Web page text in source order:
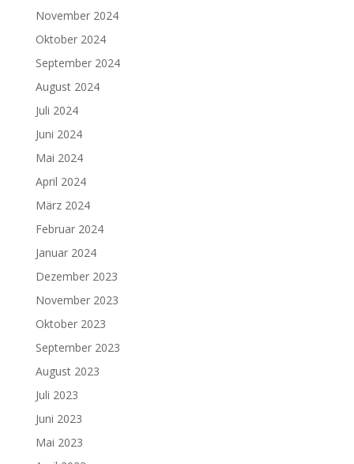
November 2024
Oktober 2024
September 2024
August 2024
Juli 2024
Juni 2024
Mai 2024
April 2024
März 2024
Februar 2024
Januar 2024
Dezember 2023
November 2023
Oktober 2023
September 2023
August 2023
Juli 2023
Juni 2023
Mai 2023